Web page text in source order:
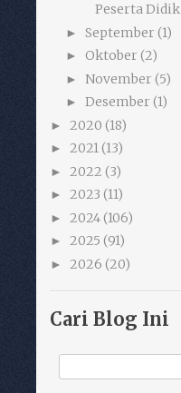
Peserta Didik
► September (1)
► Oktober (2)
► November (5)
► Desember (1)
► 2020 (18)
► 2021(13)
► 2022 (3)
► 2023 (11)
► 2024(106)
► 2025 (91)
► 2026 (20)
Cari Blog Ini